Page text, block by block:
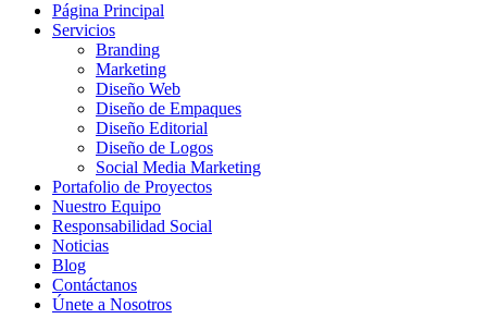
Página Principal
Servicios
Branding
Marketing
Diseño Web
Diseño de Empaques
Diseño Editorial
Diseño de Logos
Social Media Marketing
Portafolio de Proyectos
Nuestro Equipo
Responsabilidad Social
Noticias
Blog
Contáctanos
Únete a Nosotros